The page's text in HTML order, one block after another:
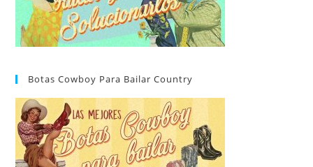
Botas Cowboy Para Bailar Country